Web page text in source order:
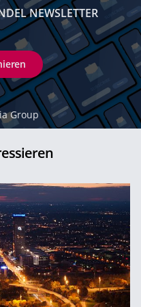
NEWSLETTER
Group